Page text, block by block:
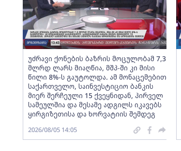
უძრავი ქონების ბაზრის მოცულობამ 7,3
მლრდ ლარს მიაღწია, მშპ-ში კი მისი
წილი 8%-ს გაუტოლდა. ამ მონაცემებით
საქართველო, საინვესტიციო ბანკის
მიერ შერჩეული 15 ქვეყნიდან, პირველ
სამეულშია და მესამე ადგილს იკავებს
ყირგიზეთისა და ხორვატიის შემდეგ
2026/08/05 14:05